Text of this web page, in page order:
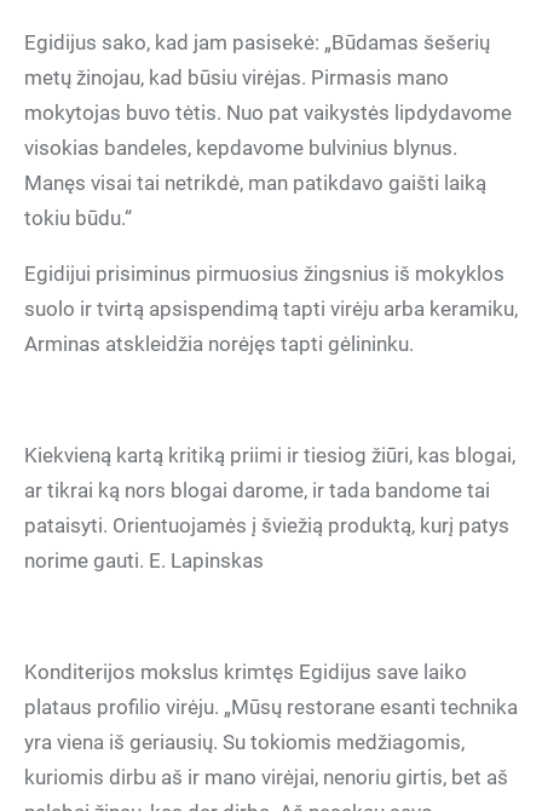
Egidijus sako, kad jam pasisekė: „Būdamas šešerių
metų žinojau, kad būsiu virėjas. Pirmasis mano
mokytojas buvo tėtis. Nuo pat vaikystės lipdydavome
visokias bandeles, kepdavome bulvinius blynus.
Manęs visai tai netrikdė, man patikdavo gaišti laiką
tokiu būdu.“
Egidijui prisiminus pirmuosius žingsnius iš mokyklos
suolo ir tvirtą apsispendimą tapti virėju arba keramiku,
Arminas atskleidžia norėjęs tapti gėlininku.
Kiekvieną kartą kritiką priimi ir tiesiog žiūri, kas blogai,
ar tikrai ką nors blogai darome, ir tada bandome tai
pataisyti. Orientuojamės į šviežią produktą, kurį patys
norime gauti. E. Lapinskas
Konditerijos mokslus krimtęs Egidijus save laiko
plataus profilio virėju. „Mūsų restorane esanti technika
yra viena iš geriausių. Su tokiomis medžiagomis,
kuriomis dirbu aš ir mano virėjai, nenoriu girtis, bet aš